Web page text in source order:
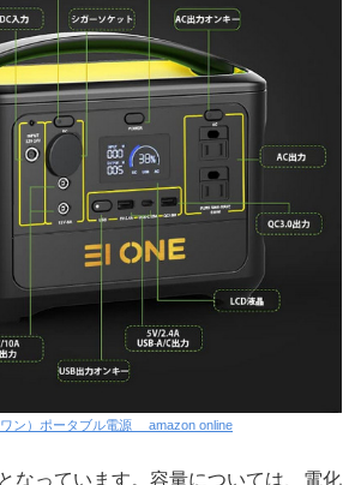
ワン）ポータブル電源 amazon online
なっています。容量については、電化